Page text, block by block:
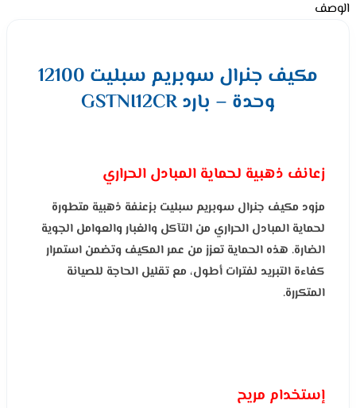
الوصف
مكيف جنرال سوبريم سبليت 12100
وحدة – بارد GSTNI12CR
زعانف ذهبية لحماية المبادل الحراري
مزود مكيف جنرال سوبريم سبليت بزعنفة ذهبية متطورة
لحماية المبادل الحراري من التآكل والغبار والعوامل الجوية
الضارة. هذه الحماية تعزز من عمر المكيف وتضمن استمرار
كفاءة التبريد لفترات أطول، مع تقليل الحاجة للصيانة
المتكررة.
إستخدام مريح